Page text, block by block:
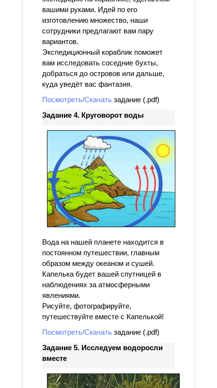
вашими руками. Идей по его
изготовлению множество, наши
сотрудники предлагают вам пару
вариантов.
Экспедиционный кораблик поможет
вам исследовать соседние бухты,
добраться до островов или дальше,
куда уведёт вас фантазия.
Посмотреть/Скачать задание (.pdf)
Задание 4. Круговорот воды
Вода на нашей планете находится в
постоянном путешествии, главным
образом между океаном и сушей.
Капелька будет вашей спутницей в
наблюдениях за атмосферными
явлениями.
Рисуйте, фотографируйте,
путешествуйте вместе с Капелькой!
Посмотреть/Скачать задание (.pdf)
Задание 5. Исследуем водоросли
вместе